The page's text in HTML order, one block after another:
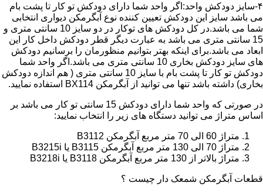
۴-سایز دودکش واحد:اگر واحد شما دارای دودکش تو کار تا پشت بام
می باشد سایز این دودکش تعیین کننده نوع آبگرمکن دیواری انتخابی
شما می باشد.در کل دودکش های توکار در دو سایز 10 سانتی متری و
15 سانتی متری می باشد به عبارت دیگر قطر دودکش داخل کار این
ابعاد می باشد.برای اینکه بهتر بتوانیم منظورمان را برسانیم دودکش
های سایز دودکش بخاری 10 سانتی متری می باشد.اگر واحد شما
دودکش تو کار تا پشت بام با سایز 10 سانتی متری ( هم اندازه دودکش
بخاری) داشته باشد تنها می توانید از آبگرمکن BX114 استفاده نمایید.
در صورتی که واحد شما دارای دودکش 15 سانتی تو کار می باشد بر
اساس متراژ می توانید دستگاه های زیر را انتخاب نمایید:
متراژ 60 الی 70 متر مربع آبگرمکن B3112
متراژ 70 الی 130 متر مربع آبگرمکن B3115 یا B3215i
متراژ بالاتر از 130 متر مربع آبگرمکن B3118 یا B3218i
قطعات آبگرمکن شمعک دار چیست ؟